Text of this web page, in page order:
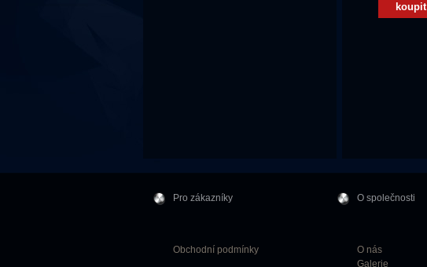
koupit
Pro zákazníky
Obchodní podmínky
O společnosti
O nás
Galerie